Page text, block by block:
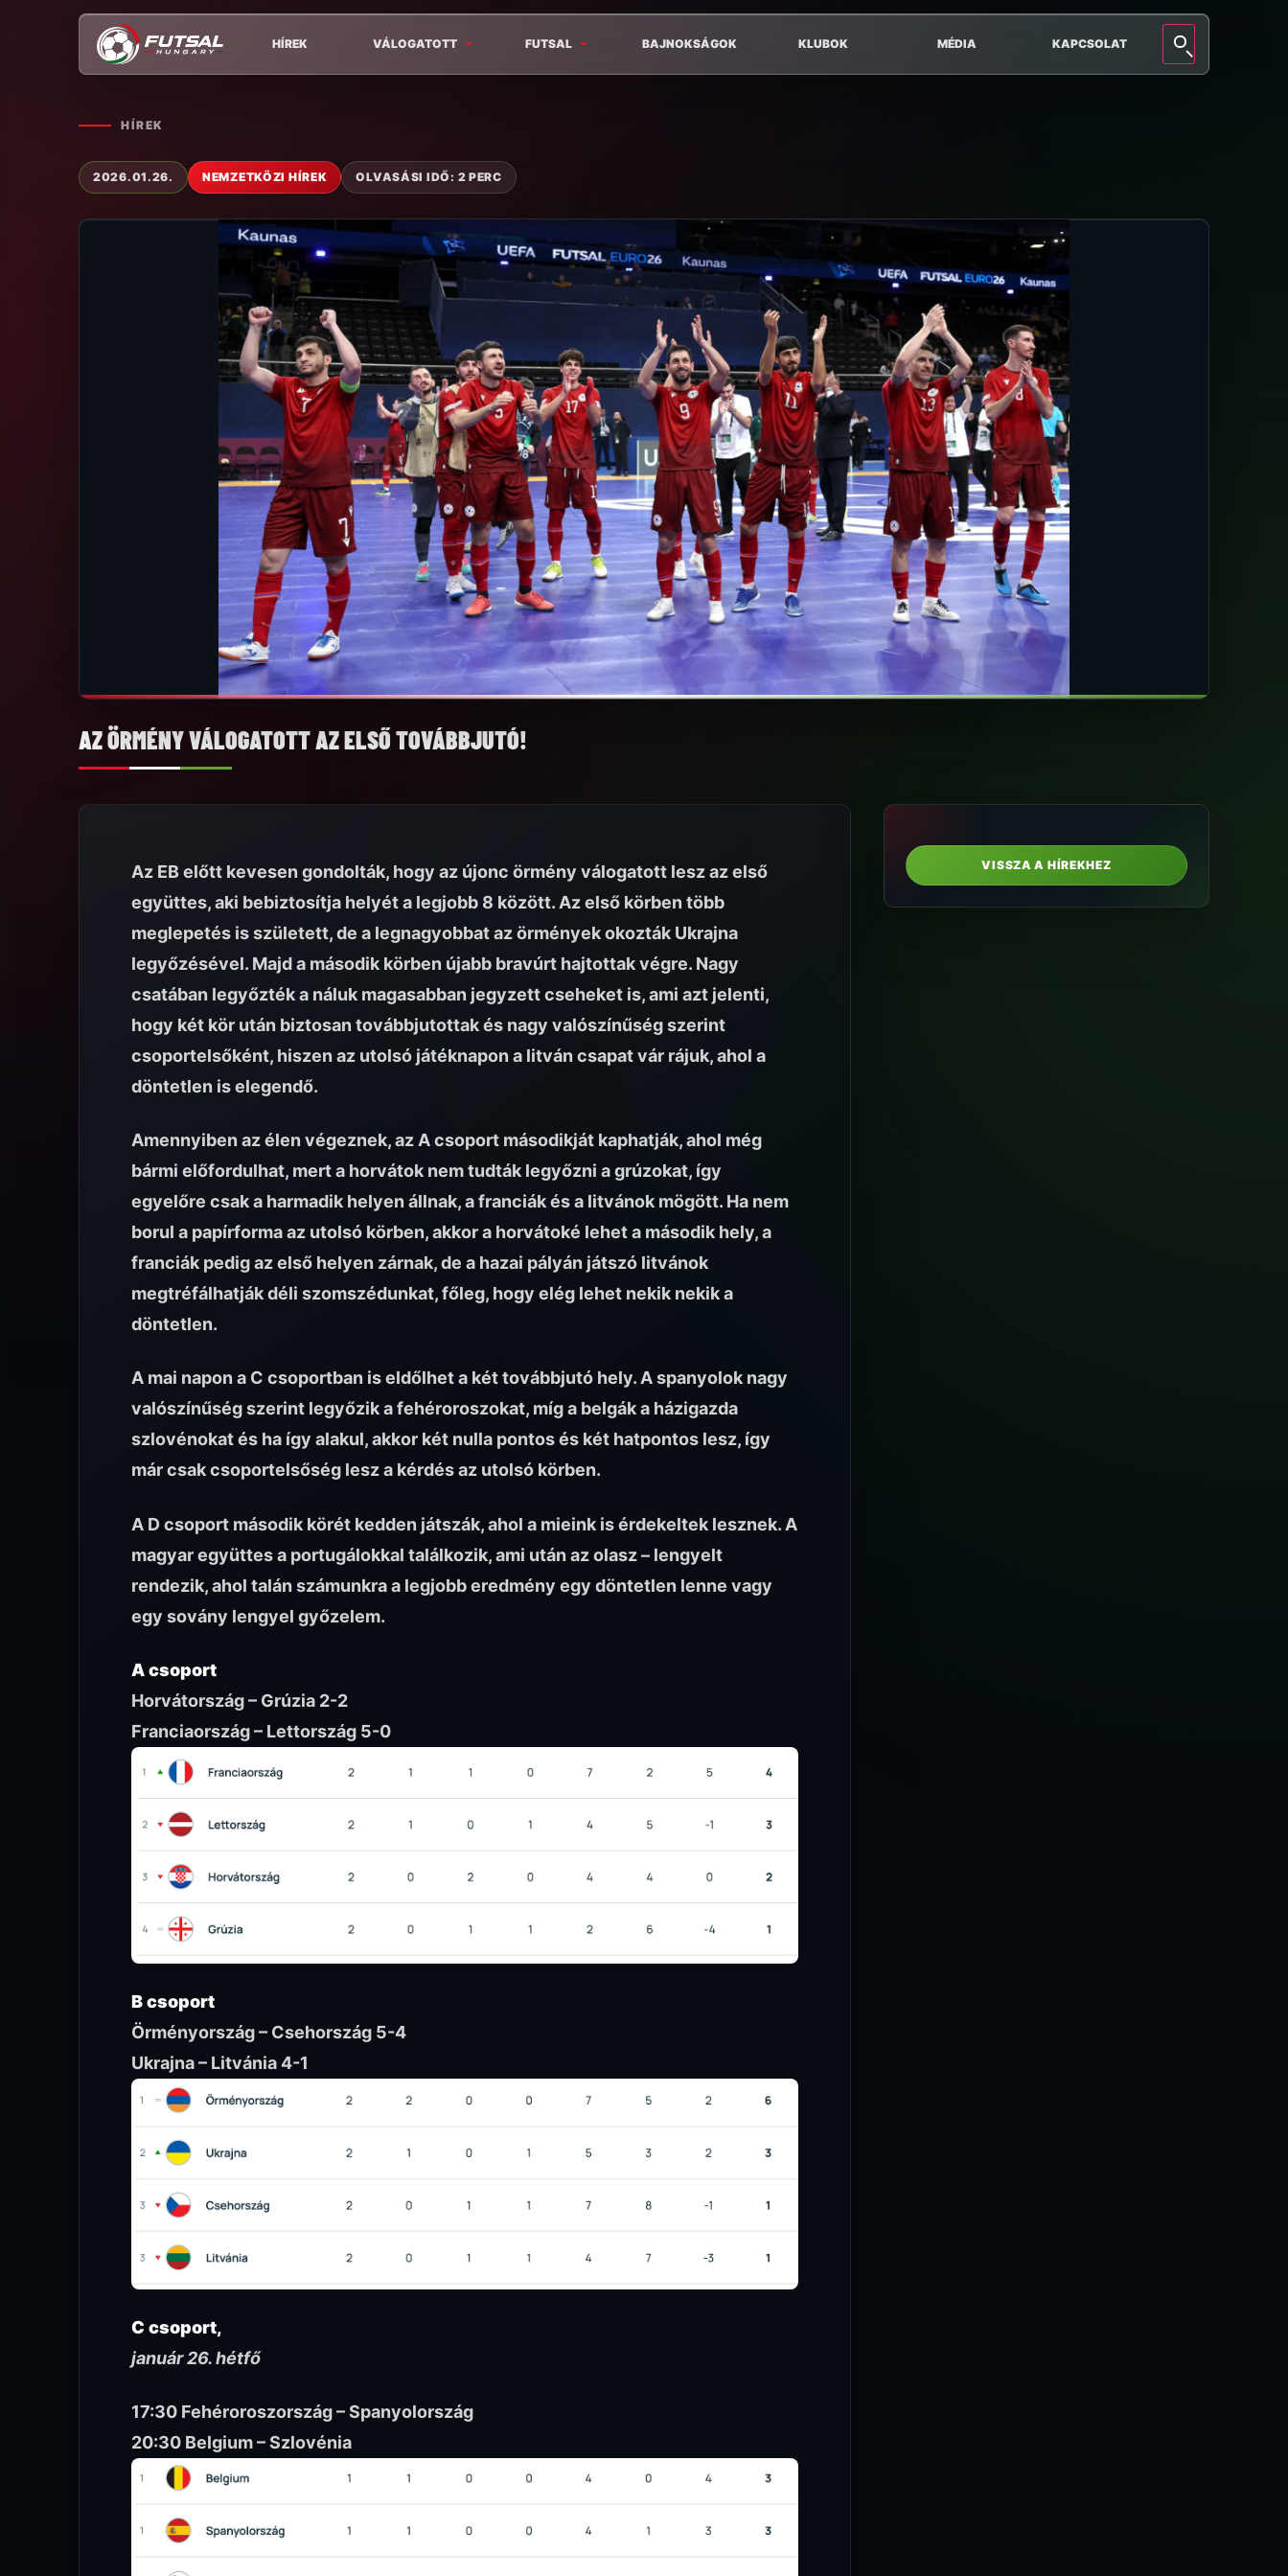
HÍREK VÁLOGATOTT FUTSAL BAJNOKSÁGOK KLUBOK MÉDIA KAPCSOLAT
HÍREK
2026.01.26. NEMZETKÖZI HÍREK OLVASÁSI IDŐ: 2 PERC
AZ ÖRMÉNY VÁLOGATOTT AZ ELSŐ TOVÁBBJUTÓ!
Az EB előtt kevesen gondolták, hogy az újonc örmény válogatott lesz az első
együttes, aki bebiztosítja helyét a legjobb 8 között. Az első körben több
meglepetés is született, de a legnagyobbat az örmények okozták Ukrajna
legyőzésével. Majd a második körben újabb bravúrt hajtottak végre. Nagy
csatában legyőzték a náluk magasabban jegyzett cseheket is, ami azt jelenti,
hogy két kör után biztosan továbbjutottak és nagy valószínűség szerint
csoportelsőként, hiszen az utolsó játéknapon a litván csapat vár rájuk, ahol a
döntetlen is elegendő.
Amennyiben az élen végeznek, az A csoport másodikját kaphatják, ahol még
bármi előfordulhat, mert a horvátok nem tudták legyőzni a grúzokat, így
egyelőre csak a harmadik helyen állnak, a franciák és a litvánok mögött. Ha nem
borul a papírforma az utolsó körben, akkor a horvátoké lehet a második hely, a
franciák pedig az első helyen zárnak, de a hazai pályán játszó litvánok
megtréfálhatják déli szomszédunkat, főleg, hogy elég lehet nekik nekik a
döntetlen.
A mai napon a C csoportban is eldőlhet a két továbbjutó hely. A spanyolok nagy
valószínűség szerint legyőzik a fehéroroszokat, míg a belgák a házigazda
szlovénokat és ha így alakul, akkor két nulla pontos és két hatpontos lesz, így
már csak csoportelsőség lesz a kérdés az utolsó körben.
A D csoport második körét kedden játszák, ahol a mieink is érdekeltek lesznek. A
magyar együttes a portugálokkal találkozik, ami után az olasz – lengyelt
rendezik, ahol talán számunkra a legjobb eredmény egy döntetlen lenne vagy
egy sovány lengyel győzelem.
A csoport
Horvátország – Grúzia 2-2
Franciaország – Lettország 5-0
B csoport
Örményország – Csehország 5-4
Ukrajna – Litvánia 4-1
C csoport,
január 26. hétfő
17:30 Fehéroroszország – Spanyolország
20:30 Belgium – Szlovénia
VISSZA A HÍREKHEZ